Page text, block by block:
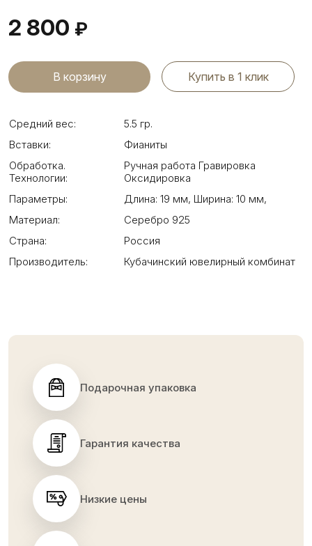
2 800 ₽
Купить в 1 клик
Средний вес:
5.5 гр.
Вставки:
Фианиты
Обработка.
Технологии:
Ручная работа Гравировка
Оксидировка
Параметры:
Длина: 19 мм, Ширина: 10 мм,
Материал:
Серебро 925
Страна:
Россия
Производитель:
Кубачинский ювелирный комбинат
Подарочная упаковка
Гарантия качества
Низкие цены